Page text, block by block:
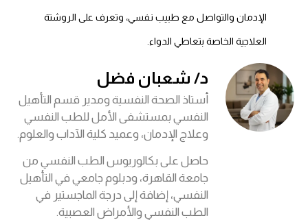
الإدمان والتواصل مع طبيب نفسي، وتعرف على الروشتة
العلاجية الخاصة بتعاطي الدواء.
د/ شعبان فضل
أستاذ الصحة النفسية ومدير قسم التأهيل
النفسي بمستشفى الأمل للطب النفسي
وعلاج الإدمان، وعميد كلية الآداب والعلوم.
حاصل على بكالوريوس الطب النفسي من
جامعة القاهرة، ودبلوم جامعي في التأهيل
النفسي، إضافة إلى درجة الماجستير في
الطب النفسي والأمراض العصبية.